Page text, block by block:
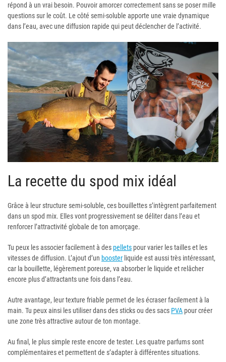
répond à un vrai besoin. Pouvoir amorcer correctement sans se poser mille
questions sur le coût. Le côté semi-soluble apporte une vraie dynamique
dans l’eau, avec une diffusion rapide qui peut déclencher de l’activité.
La recette du spod mix idéal
Grâce à leur structure semi-soluble, ces bouillettes s’intègrent parfaitement
dans un spod mix. Elles vont progressivement se déliter dans l’eau et
renforcer l’attractivité globale de ton amorçage.
Tu peux les associer facilement à despellets pour varier les tailles et les
vitesses de diffusion. L’ajout d’un booster liquide est aussi très intéressant,
car la bouillette, légèrement poreuse, va absorber le liquide et relâcher
encore plus d’attractants une fois dans l’eau.
Autre avantage, leur texture friable permet de les écraser facilement à la
main. Tu peux ainsi les utiliser dans des sticks ou des sacs PVA pour créer
une zone très attractive autour de ton montage.
Au final, le plus simple reste encore de tester. Les quatre parfums sont
complémentaires et permettent de s’adapter à différentes situations.